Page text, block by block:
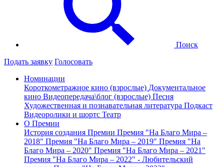
Поиск
Подать заявку Голосовать
Номинации
Короткометражное кино (взрослые) Документальное
кино Видеопередача\блог (взрослые) Песня
Художественная и познавательная литература Подкаст
Видеоролики и шортс Театр
О Премии
История создания Премии Премия "На Благо Мира –
2018" Премия "На Благо Мира – 2019" Премия "На
Благо Мира – 2020" Премия "На Благо Мира – 2021"
Премия "На Благо Мира – 2022" - Любительский